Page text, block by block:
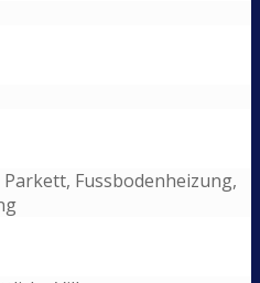
Fussbodenheizung,